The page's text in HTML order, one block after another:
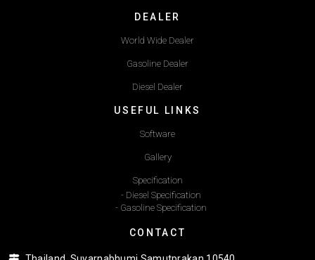
DEALER
World Wide Dealer
Gasoline Dealer
Diesel Dealer
USEFUL LINKS
Software
Gallery
Specification
- Diesel Specification
- Gasoline Specification
CONTACT